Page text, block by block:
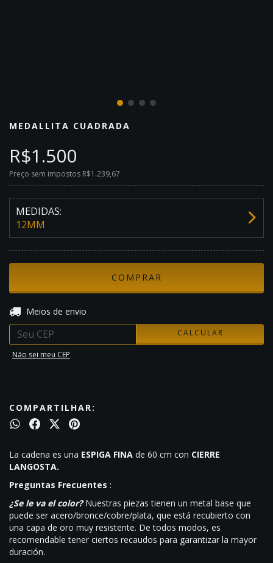
MEDALLITA CUADRADA
R$1.500
Preço sem impostos R$1.239,67
MEDIDAS:
12MM
Entregas para o CEP:
Meios de envio
CALCULAR
Não sei meu CEP
COMPARTILHAR:
La cadena es una ESPIGA FINA de 60 cm con CIERRE
LANGOSTA.
Preguntas Frecuentes :
¿Se le va el color?Nuestras piezas tienen un metal base que
puede ser acero/bronce/cobre/plata, que está recubierto con
una capa de oro muy resistente. De todos modos, es
recomendable tener ciertos recaudos para garantizar la mayor
duración.